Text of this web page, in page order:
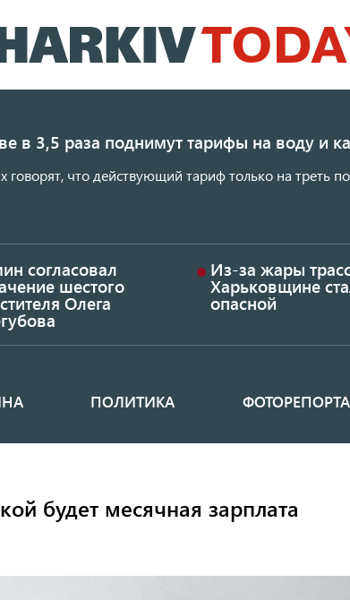
к
основному
в 3,5 раза поднимут тарифы на воду и
говорят, что действующий тариф только на треть
согласовал
шестого
Олега
Из-за жары
Харьковщине
опасной
ПОЛИТИКА
будет месячная зарплата